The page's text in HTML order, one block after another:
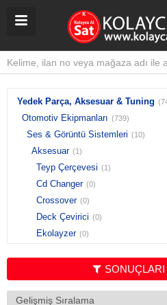
Yedek Parça, Aksesuar & Tuning
Otomotiv Ekipmanları (739)
Ses & Görüntü Sistemleri (10)
Aksesuar (1)
Teyp Çerçevesi (1)
Cd Changer (0)
Crossover (0)
Deck Çevirici (0)
Ekolayzer (0)
Hoparlör Kapağı (0)
İnvertör (0)
Kabin (0)
SONUÇLARI